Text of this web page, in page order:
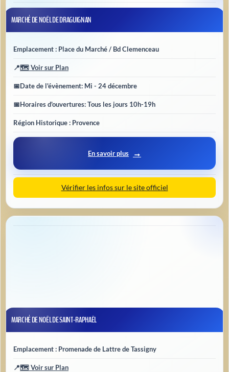
MARCHÉ DE NOËL DE DRAGUIGNAN
Emplacement : Place du Marché / Bd Clemenceau
📍🗺️ Voir sur Plan
📅Date de l'évènement: Mi - 24 décembre
📅Horaires d'ouvertures: Tous les jours 10h-19h
Région Historique : Provence
En savoir plus
Vérifier les infos sur le site officiel
MARCHÉ DE NOËL DE SAINT-RAPHAËL
Emplacement : Promenade de Lattre de Tassigny
📍🗺️ Voir sur Plan